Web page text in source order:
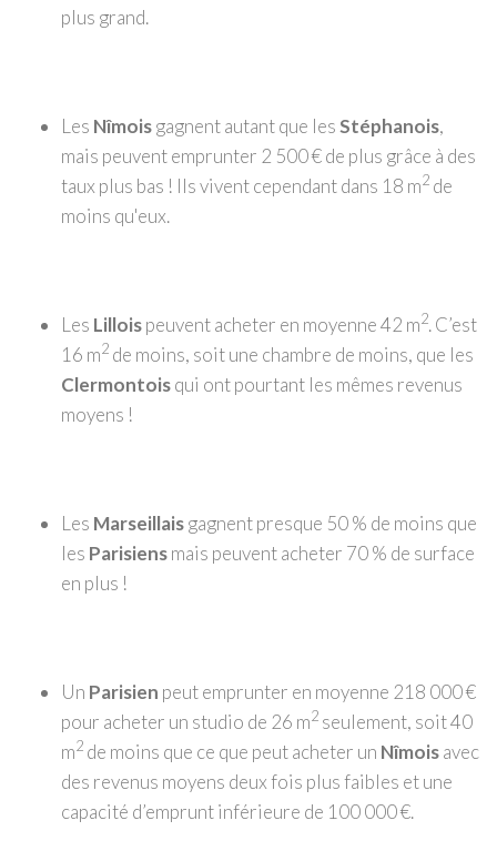
plus grand.
Les Nîmoisgagnent autant que lesStéphanois,
mais peuvent emprunter 2 500 € de plus grâce à des
taux plus bas ! Ils vivent cependant dans 18 m2 de
moins qu'eux.
Les Lilloispeuvent acheter en moyenne 42 m2. C’est
16 m2 de moins, soit une chambre de moins, que les
Clermontoisqui ont pourtant les mêmes revenus
moyens !
Les Marseillaisgagnent presque 50 % de moins que
les Parisiensmais peuvent acheter 70 % de surface
en plus !
Un Parisien peut emprunter en moyenne 218 000 €
pour acheter un studio de 26 m2 seulement, soit 40
m2 de moins que ce que peut acheter un Nîmoisavec
des revenus moyens deux fois plus faibles et une
capacité d’emprunt inférieure de 100 000 €.